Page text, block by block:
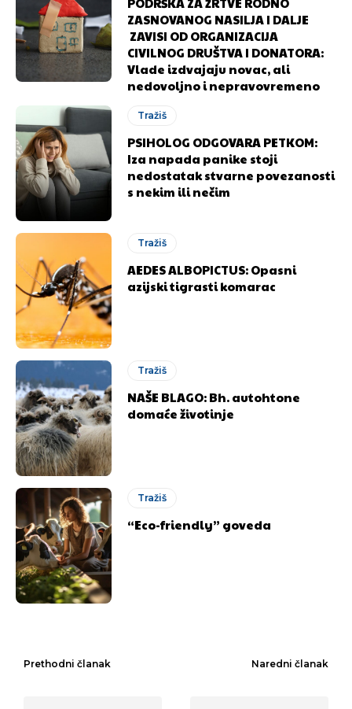
ZASNOVANOG NASILJA I DALJE
ZAVISI OD ORGANIZACIJA
CIVILNOG DRUŠTVA I DONATORA:
Vlade izdvajaju novac, ali
nedovoljno i nepravovremeno
Tražiš
PSIHOLOG ODGOVARA PETKOM:
Iza napada panike stoji
nedostatak stvarne povezanosti
s nekim ili nečim
Tražiš
AEDES ALBOPICTUS: Opasni
azijski tigrasti komarac
Tražiš
NAŠE BLAGO: Bh. autohtone
domaće životinje
Tražiš
“Eco-friendly” goveda
Prethodni članak Naredni članak